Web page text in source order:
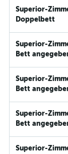
Superior-
Doppelbett
Superior-
Bett
Superior-
Bett
Superior-
Bett
Superior-